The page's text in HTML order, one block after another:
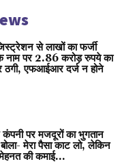
से लाखों का फर्जी
के नाम पर 2.86 करोड़ रुपये का
ठगी, एफआईआर दर्ज न होने
पर मजदूरों का भुगतान
मेरा पैसा काट लो, लेकिन
की कमाई...